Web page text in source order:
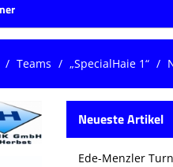
Teams „SpecialHaie 1“
Neueste Artikel
Ede-Menzler